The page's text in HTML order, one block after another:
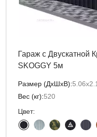
Гараж с Двускатной
SKOGGY 5м
Размер (ДxШxВ):
Вес (кг):520
Цвет: